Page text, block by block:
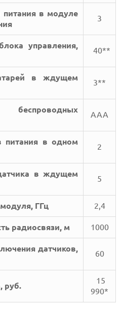
питания в модуле
3
управления,
40**
в ждущем
3**
беспроводных
ААА
питания в одном
2
в ждущем
5
ГГц 2,4
радиосвязи, м 1000
датчиков,
60
руб.
15
990*